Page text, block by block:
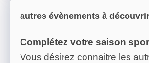
autres évènements à découvrir
Complétez votre saison
Vous désirez connaitre les